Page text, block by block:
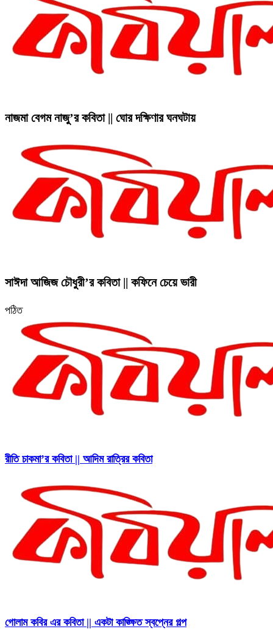
নাজমা বেগম নাজু’র কবিতা || ঘোর দক্ষিণার ঘনঘটায়
সাঈদা আজিজ চৌধুরী’র কবিতা || কফিনে চেয়ে ভারী
পঠিত
রীতি চাকমা’র কবিতা || আদিম রাত্রির কবিতা
গোলাম কবির এর কবিতা || একটা কাঙ্ক্ষিত স্বপ্নের গল্প